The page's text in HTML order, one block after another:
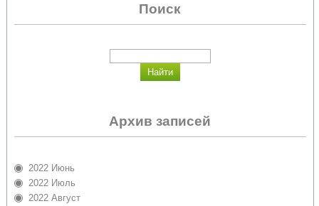
Поиск
Архив записей
2022 Июнь
2022 Июль
2022 Август